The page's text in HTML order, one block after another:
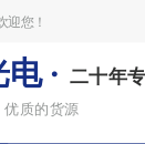
迎您！
· 二十年
优质的货源